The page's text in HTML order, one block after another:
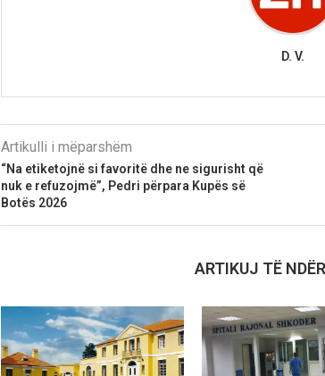
D. V.
Artikulli i mëparshëm
“Na etiketojnë si favoritë dhe ne sigurisht që
nuk e refuzojmë”, Pedri përpara Kupës së
Botës 2026
ARTIKUJ TË